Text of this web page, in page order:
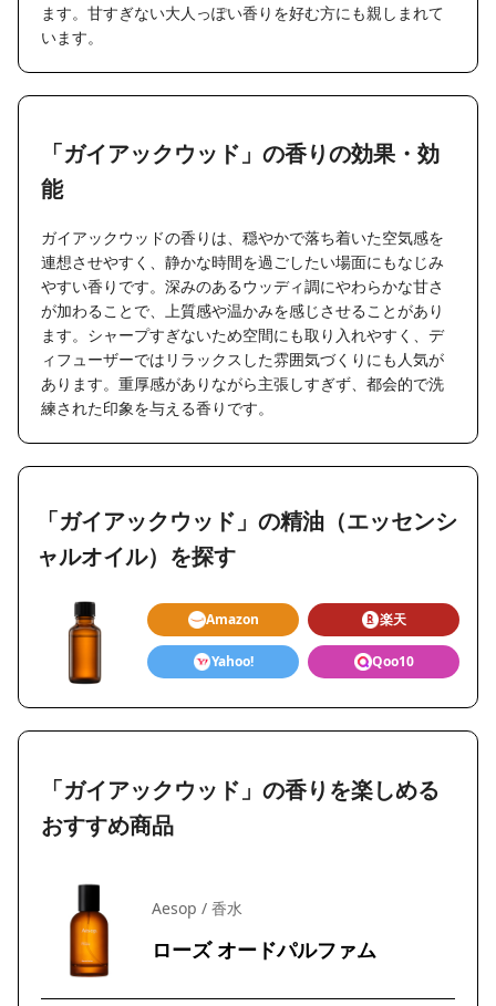
ます。甘すぎない大人っぽい香りを好む方にも親しまれて
います。
「ガイアックウッド」の香りの効果・効
能
ガイアックウッドの香りは、穏やかで落ち着いた空気感を
連想させやすく、静かな時間を過ごしたい場面にもなじみ
やすい香りです。深みのあるウッディ調にやわらかな甘さ
が加わることで、上質感や温かみを感じさせることがあり
ます。シャープすぎないため空間にも取り入れやすく、デ
ィフューザーではリラックスした雰囲気づくりにも人気が
あります。重厚感がありながら主張しすぎず、都会的で洗
練された印象を与える香りです。
「ガイアックウッド」の精油（エッセンシ
ャルオイル）を探す
Amazon 楽天
Yahoo! Qoo10
「ガイアックウッド」の香りを楽しめる
おすすめ商品
Aesop / 香水
ローズ オードパルファム